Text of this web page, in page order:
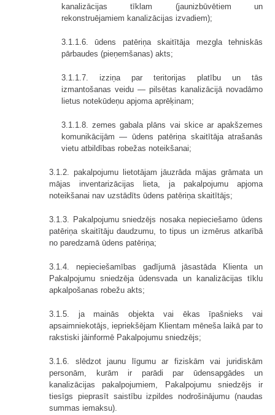
kanalizācijas tīklam (jaunizbūvētiem un
rekonstruējamiem kanalizācijas izvadiem);
3.1.1.6. ūdens patēriņa skaitītāja mezgla tehniskās
pārbaudes (pieņemšanas) akts;
3.1.1.7. izziņa par teritorijas platību un tās
izmantošanas veidu — pilsētas kanalizācijā novadāmo
lietus notekūdeņu apjoma aprēķinam;
3.1.1.8. zemes gabala plāns vai skice ar apakšzemes
komunikācijām — ūdens patēriņa skaitītāja atrašanās
vietu atbildības robežas noteikšanai;
3.1.2. pakalpojumu lietotājam jāuzrāda mājas grāmata un
mājas inventarizācijas lieta, ja pakalpojumu apjoma
noteikšanai nav uzstādīts ūdens patēriņa skaitītājs;
3.1.3. Pakalpojumu sniedzējs nosaka nepieciešamo ūdens
patēriņa skaitītāju daudzumu, to tipus un izmērus atkarībā
no paredzamā ūdens patēriņa;
3.1.4. nepieciešamības gadījumā jāsastāda Klienta un
Pakalpojumu sniedzēja ūdensvada un kanalizācijas tīklu
apkalpošanas robežu akts;
3.1.5. ja mainās objekta vai ēkas īpašnieks vai
apsaimniekotājs, iepriekšējam Klientam mēneša laikā par to
rakstiski jāinformē Pakalpojumu sniedzējs;
3.1.6. slēdzot jaunu līgumu ar fiziskām vai juridiskām
personām, kurām ir parādi par ūdensapgādes un
kanalizācijas pakalpojumiem, Pakalpojumu sniedzējs ir
tiesīgs pieprasīt saistību izpildes nodrošinājumu (naudas
summas iemaksu).